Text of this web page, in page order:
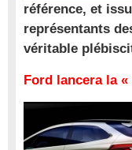
référence, et
représentants
véritable
Ford lancera la «